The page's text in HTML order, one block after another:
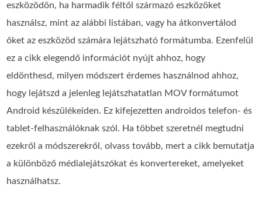
eszközödön, ha harmadik féltől származó eszközöket
használsz, mint az alábbi listában, vagy ha átkonvertálod
őket az eszközöd számára lejátszható formátumba. Ezenfelül
ez a cikk elegendő információt nyújt ahhoz, hogy
eldönthesd, milyen módszert érdemes használnod ahhoz,
hogy lejátszd a jelenleg lejátszhatatlan MOV formátumot
Android készülékeiden. Ez kifejezetten androidos telefon- és
tablet-felhasználóknak szól. Ha többet szeretnél megtudni
ezekről a módszerekről, olvass tovább, mert a cikk bemutatja
a különböző médialejátszókat és konvertereket, amelyeket
használhatsz.